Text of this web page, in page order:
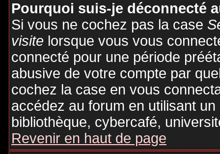
Pourquoi suis-je déconnecté
Si vous ne cochez pas la case
visitelorsque vous vous
connecté pour une période
abusive de votre compte par
cochez la case en vous
accédez au forum en utilisant
bibliothèque, cybercafé,
Revenir en haut de page